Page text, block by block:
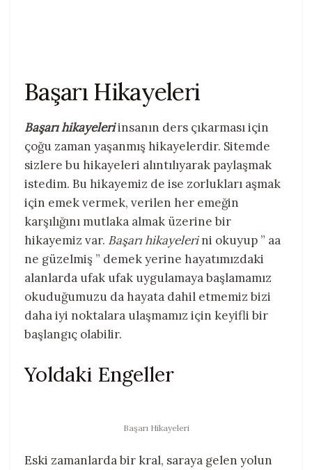
Başarı Hikayeleri
Başarı hikayeleriinsanın ders çıkarması için
çoğu zaman yaşanmış hikayelerdir. Sitemde
sizlere bu hikayeleri alıntılıyarak paylaşmak
istedim. Bu hikayemiz de ise zorlukları aşmak
için emek vermek, verilen her emeğin
karşılığını mutlaka almak üzerine bir
hikayemiz var. Başarı hikayelerini okuyup ” aa
ne güzelmiş ” demek yerine hayatımızdaki
alanlarda ufak ufak uygulamaya başlamamız
okuduğumuzu da hayata dahil etmemiz bizi
daha iyi noktalara ulaşmamız için keyifli bir
başlangıç olabilir.
Yoldaki Engeller
Başarı Hikayeleri
Eski zamanlarda bir kral, saraya gelen yolun